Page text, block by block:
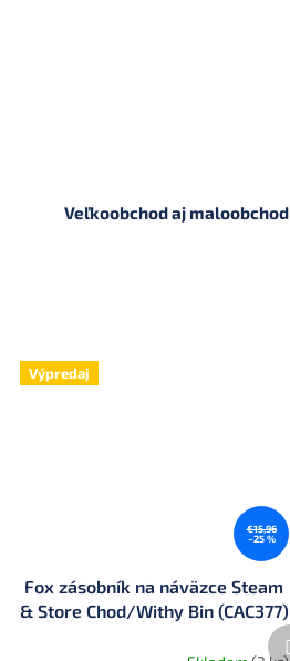
Veľkoobchod aj maloobchod
Výpredaj
€15,96
–25 %
Fox zásobník na náväzce Steam
& Store Chod/Withy Bin (CAC377)